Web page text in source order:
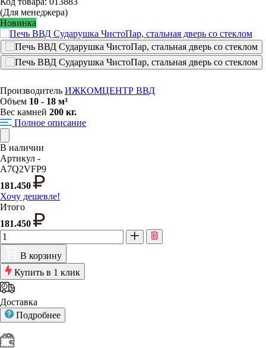
(Для менеджера)
Новинка
Производитель ИЖКОМЦЕНТР ВВД
Объем 10 - 18 м³
Вес камней 200 кг.
Полное описание
В наличии
Артикул -
A7Q2VFP9
181.450
Хочу дешевле!
Итого
181.450
В корзину
Купить в 1 клик
Доставка
Подробнее